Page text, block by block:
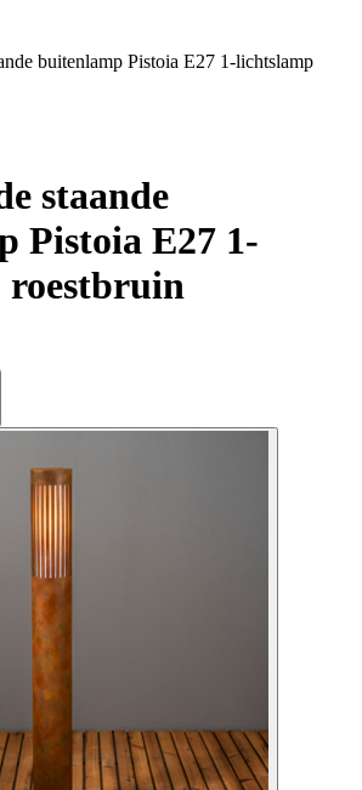
buitenlamp Pistoia E27 1-lichtslamp
staande
Pistoia E27 1-